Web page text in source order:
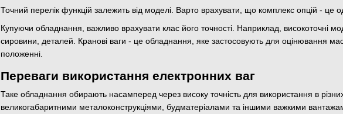
Точний перелік функцій залежить від моделі. Варто врахувати, що комплекс опцій - це
Купуючи обладнання, важливо врахувати клас його точності. Наприклад, високоточні
сировини, деталей. Кранові ваги - це обладнання, яке застосовують для оцінювання
положенні.
Переваги використання електронних ваг
Таке обладнання обирають насамперед через високу точність для використання в
великогабаритними металоконструкціями, будматеріалами та іншими важкими